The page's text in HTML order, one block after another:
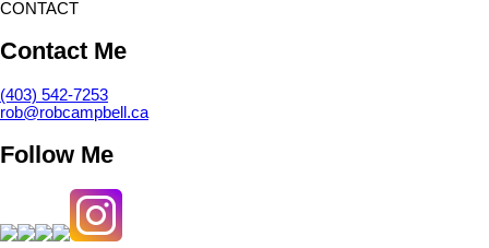
CONTACT
Contact Me
(403) 542-7253
rob@robcampbell.ca
Follow Me